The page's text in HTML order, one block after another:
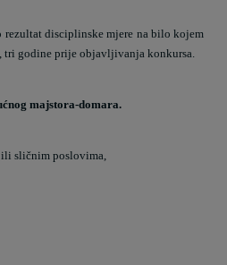
rezultat disciplinske mjere na bilo kojem
godine prije objavljivanja konkursa.
majstora-domara.
ili sličnim poslovima,